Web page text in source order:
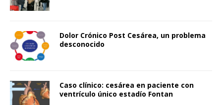
Dolor Crónico Post Cesárea, un problema
desconocido
Caso clínico: cesárea en paciente con
ventrículo único estadío Fontan